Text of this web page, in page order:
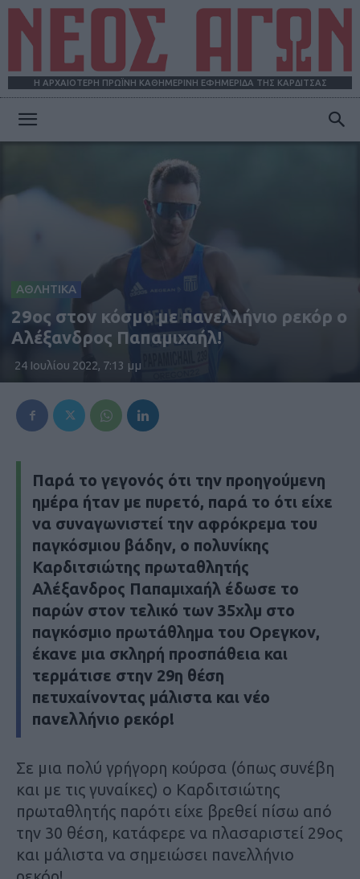
Η ΑΡΧΑΙΟΤΕΡΗ ΠΡΩΪΝΗ ΚΑΘΗΜΕΡΙΝΗ ΕΦΗΜΕΡΙΔΑ ΤΗΣ ΚΑΡΔΙΤΣΑΣ
ΑΘΛΗΤΙΚΑ
29oς στον κόσμο με πανελλήνιο ρεκόρ ο
Αλέξανδρος Παπαμιχαήλ!
24 Ιουλίου 2022, 7:13 μμ
Παρά το γεγονός ότι την προηγούμενη
ημέρα ήταν με πυρετό, παρά το ότι είχε
να συναγωνιστεί την αφρόκρεμα του
παγκόσμιου βάδην, ο πολυνίκης
Καρδιτσιώτης πρωταθλητής
Αλέξανδρος Παπαμιχαήλ έδωσε το
παρών στον τελικό των 35χλμ στο
παγκόσμιο πρωτάθλημα του Ορεγκον,
έκανε μια σκληρή προσπάθεια και
τερμάτισε στην 29η θέση
πετυχαίνοντας μάλιστα και νέο
πανελλήνιο ρεκόρ!
Σε μια πολύ γρήγορη κούρσα (όπως συνέβη
και με τις γυναίκες) ο Καρδιτσιώτης
πρωταθλητής παρότι είχε βρεθεί πίσω από
την 30 θέση, κατάφερε να πλασαριστεί 29ος
και μάλιστα να σημειώσει πανελλήνιο